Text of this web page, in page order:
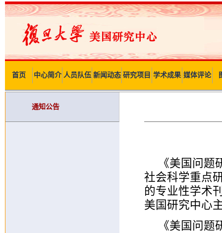
首页 中心简介 人员队伍 新闻动态 研究项目 学术成果 媒体评论
通知公告
《美国问题
社会科学重点
的专业性学术
美国研究中心
《美国问